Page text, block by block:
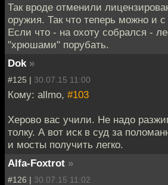
Так вроде отменили
оружия. Так что теперь можно и
Если что - на охоту собрался -
"хрюшами" порубать.
Dok »
#125 | 30.07.15 11:00
Кому: allmo, #103
Херово вас учили. Не надо
толку. А вот иск в суд за
и мосты получить легко.
Alfa-Foxtrot »
#126 | 30.07.15 11:02